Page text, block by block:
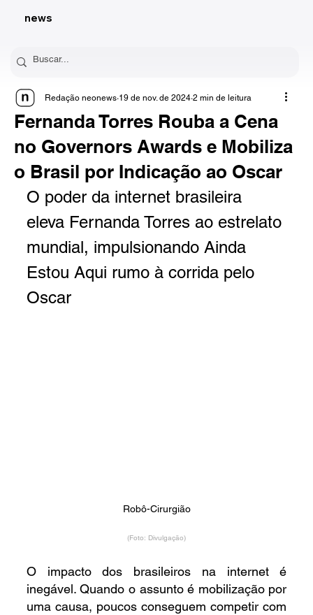
news
Fernanda Torres Rouba a Cena
no Governors Awards e Mobiliza
o Brasil por Indicação ao Oscar
Redação neonews 19 de nov. de 2024 2 min de leitura
O poder da internet brasileira
eleva Fernanda Torres ao estrelato
mundial, impulsionando Ainda
Estou Aqui rumo à corrida pelo
Oscar
Robô-Cirurgião
(Foto: Divulgação)
O impacto dos brasileiros na internet é
inegável. Quando o assunto é mobilização por
uma causa, poucos conseguem competir com